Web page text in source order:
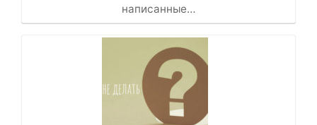
написанные…